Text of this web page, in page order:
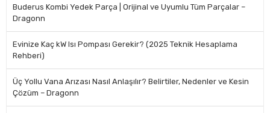
Buderus Kombi Yedek Parça | Orijinal ve Uyumlu Tüm Parçalar –
Dragonn
Evinize Kaç kW Isı Pompası Gerekir? (2025 Teknik Hesaplama
Rehberi)
Üç Yollu Vana Arızası Nasıl Anlaşılır? Belirtiler, Nedenler ve Kesin
Çözüm – Dragonn